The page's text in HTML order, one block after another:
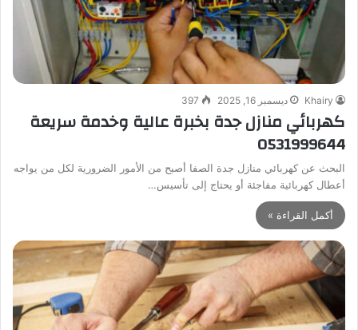
Khairy ديسمبر 16, 2025 397
كهربائي منازل جدة بخبرة عالية وخدمة سريعة
0531999644
البحث عن كهربائي منازل جدة الصفا أصبح من الأمور الضرورية لكل من يواجه
أعطال كهربائية مفاجئة أو يحتاج إلى تأسيس…
أكمل القراءة »